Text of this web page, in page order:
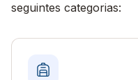
seguintes categorias: